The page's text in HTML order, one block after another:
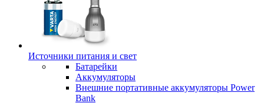
Источники питания и свет
Батарейки
Аккумуляторы
Внешние портативные аккумуляторы Power
Bank